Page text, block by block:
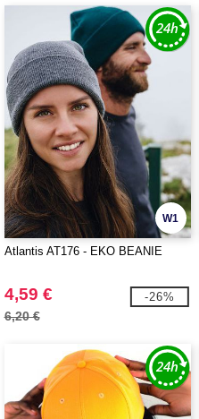
W1
Atlantis AT176 - EKO BEANIE
4,59 €
6,20 €
-26%